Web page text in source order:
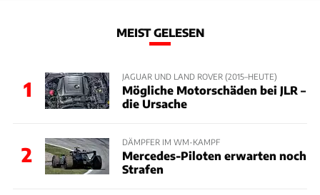
MEIST GELESEN
1
JAGUAR UND LAND ROVER (2015–HEUTE)
Mögliche Motorschäden bei JLR –
die Ursache
2
DÄMPFER IM WM-KAMPF
Mercedes-Piloten erwarten noch
Strafen